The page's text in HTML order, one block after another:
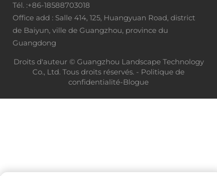
Tél. :+86-18588703018
Office add : Salle 414, 125, Huangyuan Road, district
de Baiyun, ville de Guangzhou, province du
Guangdong
Droits d'auteur © Guangzhou Landscape Technology
Co., Ltd. Tous droits réservés. - Politique de
confidentialité-Blogue